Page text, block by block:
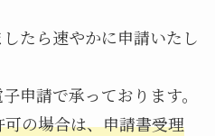
たら速やかに申請いたし
申請で承っております。
の場合は、申請書受理